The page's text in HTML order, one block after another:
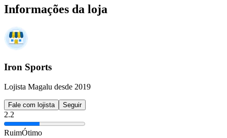
Informações da loja
Iron Sports
Lojista Magalu desde 2019
Fale com lojista Seguir
2.2
RuimÓtimo